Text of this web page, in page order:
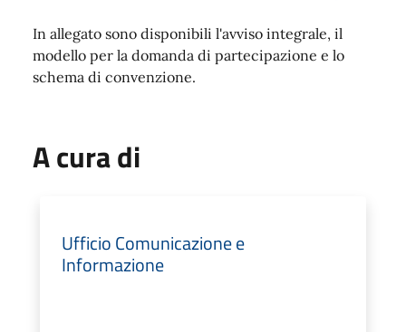
In allegato sono disponibili l'avviso integrale, il
modello per la domanda di partecipazione e lo
schema di convenzione.
A cura di
Ufficio Comunicazione e
Informazione